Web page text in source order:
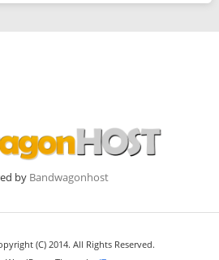
by Bandwagonhost
(C) 2014. All Rights Reserved.